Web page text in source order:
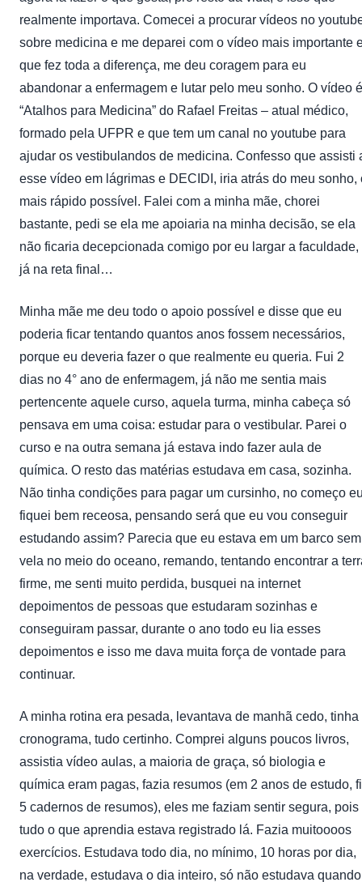
realmente importava. Comecei a procurar vídeos no
sobre medicina e me deparei com o vídeo mais importante
que fez toda a diferença, me deu coragem para eu
abandonar a enfermagem e lutar pelo meu sonho. O vídeo é
“Atalhos para Medicina” do Rafael Freitas – atual médico,
formado pela UFPR e que tem um canal no youtube para
ajudar os vestibulandos de medicina. Confesso que assisti
esse vídeo em lágrimas e DECIDI, iria atrás do meu sonho,
mais rápido possível. Falei com a minha mãe, chorei
bastante, pedi se ela me apoiaria na minha decisão, se ela
não ficaria decepcionada comigo por eu largar a faculdade,
já na reta final…
Minha mãe me deu todo o apoio possível e disse que eu
poderia ficar tentando quantos anos fossem necessários,
porque eu deveria fazer o que realmente eu queria. Fui 2
dias no 4° ano de enfermagem, já não me sentia mais
pertencente aquele curso, aquela turma, minha cabeça só
pensava em uma coisa: estudar para o vestibular. Parei o
curso e na outra semana já estava indo fazer aula de
química. O resto das matérias estudava em casa, sozinha.
Não tinha condições para pagar um cursinho, no começo
fiquei bem receosa, pensando será que eu vou conseguir
estudando assim? Parecia que eu estava em um barco sem
vela no meio do oceano, remando, tentando encontrar a
firme, me senti muito perdida, busquei na internet
depoimentos de pessoas que estudaram sozinhas e
conseguiram passar, durante o ano todo eu lia esses
depoimentos e isso me dava muita força de vontade para
continuar.
A minha rotina era pesada, levantava de manhã cedo, tinha
cronograma, tudo certinho. Comprei alguns poucos livros,
assistia vídeo aulas, a maioria de graça, só biologia e
química eram pagas, fazia resumos (em 2 anos de estudo,
5 cadernos de resumos), eles me faziam sentir segura, pois
tudo o que aprendia estava registrado lá. Fazia muitoooos
exercícios. Estudava todo dia, no mínimo, 10 horas por dia,
na verdade, estudava o dia inteiro, só não estudava quando